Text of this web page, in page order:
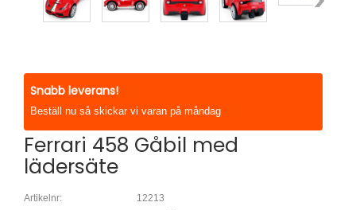
Snabb leverans!
Beställ nu så skickar vi varan på måndag
Ferrari 458 Gåbil med
lädersäte
Artikelnr:
12213